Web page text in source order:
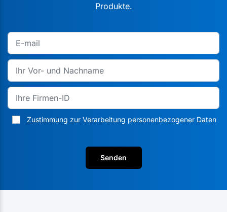
Produkte.
Zustimmung zur Verarbeitung personenbezogener Daten
Senden